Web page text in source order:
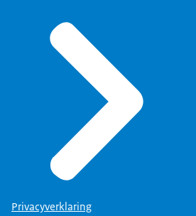
Privacyverklaring